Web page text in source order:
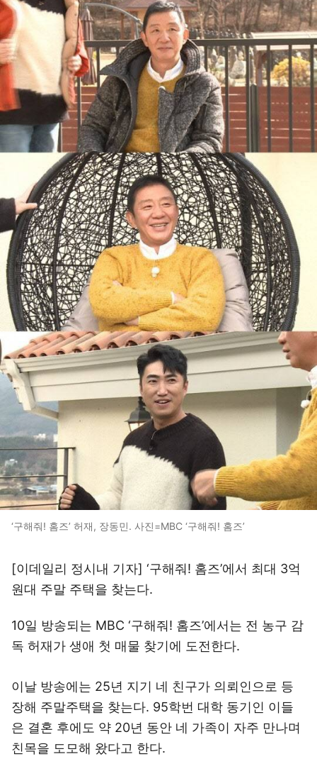
‘구해줘! 홈즈’ 허재, 장동민. 사진=MBC ‘구해줘! 홈즈’
[이데일리 정시내 기자] ‘구해줘! 홈즈’에서 최대 3억
원대 주말 주택을 찾는다.
10일 방송되는 MBC ‘구해줘! 홈즈’에서는 전 농구 감
독 허재가 생애 첫 매물 찾기에 도전한다.
이날 방송에는 25년 지기 네 친구가 의뢰인으로 등
장해 주말주택을 찾는다. 95학번 대학 동기인 이들
은 결혼 후에도 약 20년 동안 네 가족이 자주 만나며
친목을 도모해 왔다고 한다.